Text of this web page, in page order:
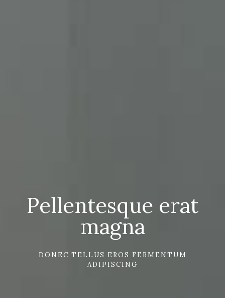
Pellentesque erat
magna
DONEC TELLUS EROS FERMENTUM
ADIPISCING